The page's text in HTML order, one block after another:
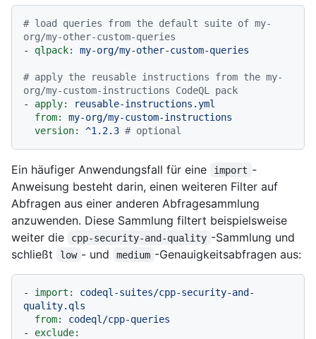
# load queries from the default suite of my-
org/my-other-custom-queries
-
qlpack: my-org/my-other-custom-queries
# apply the reusable instructions from the my-
org/my-custom-instructions CodeQL pack
-
apply:
reusable-instructions.yml
from:
my-org/my-custom-instructions
version:
^1.2.3 # optional
Ein häufiger Anwendungsfall für eine import -
Anweisung besteht darin, einen weiteren Filter auf
Abfragen aus einer anderen Abfragesammlung
anzuwenden. Diese Sammlung filtert beispielsweise
weiter die
cpp-security-and-quality -Sammlung und
schließt
low - und medium -Genauigkeitsabfragen aus:
- import:
codeql-suites/cpp-security-and-
quality.qls
from:
codeql/cpp-queries
-
exclude: